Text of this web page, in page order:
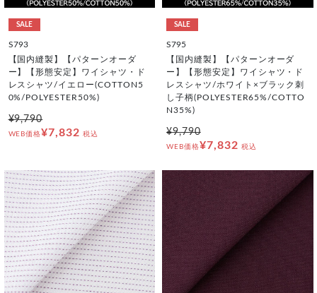
SALE
S793
【国内縫製】【パターンオーダ
ー】【形態安定】ワイシャツ・ド
レスシャツ/イエロー(COTTON5
0%/POLYESTER50%)
¥9,790
WEB価格¥7,832 税込
SALE
S795
【国内縫製】【パターンオーダ
ー】【形態安定】ワイシャツ・ド
レスシャツ/ホワイト×ブラック刺
し子柄(POLYESTER65%/COTTO
N35%)
¥9,790
WEB価格¥7,832 税込